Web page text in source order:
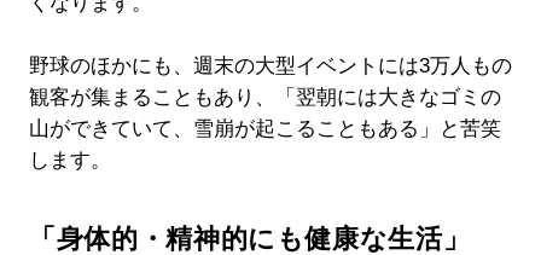
野球のほかにも、週末の大型イベントには3万人もの
観客が集まることもあり、「翌朝には大きなゴミの
山ができていて、雪崩が起こることもある」と苦笑
します。
「身体的・精神的にも健康な生活」